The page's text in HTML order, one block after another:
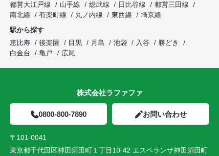
都営大江戸線
山手線 総武線 日比谷線
都営三田線
南北線
有楽町線 丸ノ内線 東西線
埼京線
駅から探す
恵比寿
後楽園 目黒 月島 池袋 入谷
勝どき
白金台
亀戸 広尾
株式会社ラファファ
0800-800-7890 お問い合わせ
〒101-0041
東京都千代田区神田須田町１丁目10-42 エスペランサ神田須田町